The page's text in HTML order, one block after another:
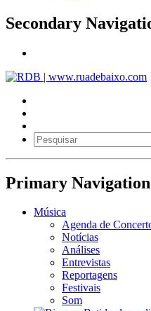
Secondary
Primary Navigation
Música
Agenda de
Notícias
Análises
Entrevistas
Reportagens
Festivais
Som